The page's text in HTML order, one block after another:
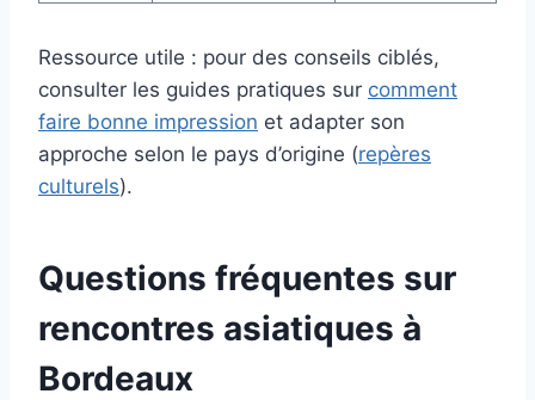
Ressource utile : pour des conseils ciblés,
consulter les guides pratiques sur comment
faire bonne impression et adapter son
approche selon le pays d’origine (repères
culturels).
Questions fréquentes sur
rencontres asiatiques à
Bordeaux